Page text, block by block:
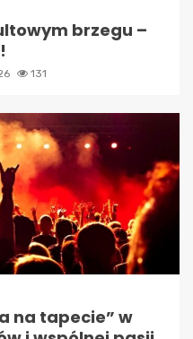
brzegu –
131
na tapecie” w